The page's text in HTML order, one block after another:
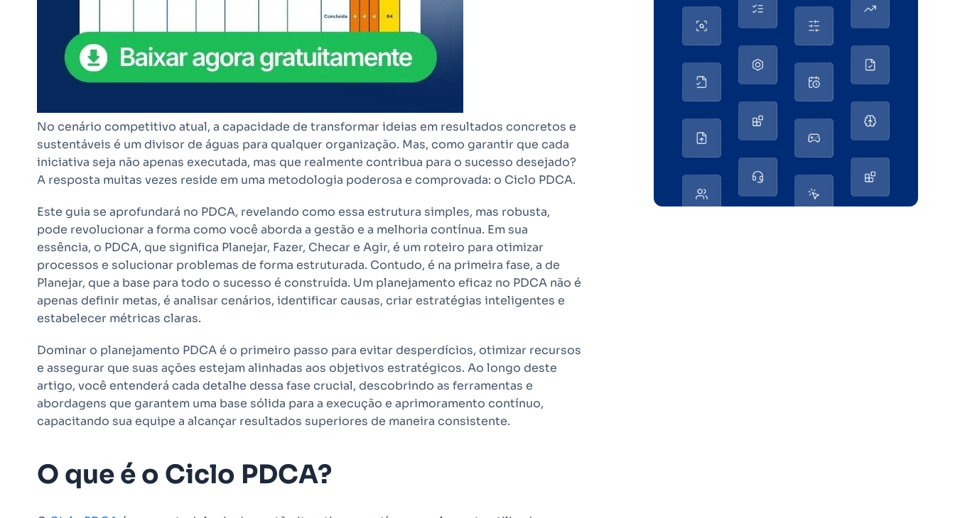
No cenário competitivo atual, a capacidade de transformar ideias em resultados concretos e
sustentáveis é um divisor de águas para qualquer organização. Mas, como garantir que cada
iniciativa seja não apenas executada, mas que realmente contribua para o sucesso desejado?
A resposta muitas vezes reside em uma metodologia poderosa e comprovada: o Ciclo PDCA.
Este guia se aprofundará no PDCA, revelando como essa estrutura simples, mas robusta,
pode revolucionar a forma como você aborda a gestão e a melhoria contínua. Em sua
essência, o PDCA, que significa Planejar, Fazer, Checar e Agir, é um roteiro para otimizar
processos e solucionar problemas de forma estruturada. Contudo, é na primeira fase, a de
Planejar, que a base para todo o sucesso é construída. Um planejamento eficaz no PDCA não é
apenas definir metas, é analisar cenários, identificar causas, criar estratégias inteligentes e
estabelecer métricas claras.
Dominar o planejamento PDCA é o primeiro passo para evitar desperdícios, otimizar recursos
e assegurar que suas ações estejam alinhadas aos objetivos estratégicos. Ao longo deste
artigo, você entenderá cada detalhe dessa fase crucial, descobrindo as ferramentas e
abordagens que garantem uma base sólida para a execução e aprimoramento contínuo,
capacitando sua equipe a alcançar resultados superiores de maneira consistente.
O que é o Ciclo PDCA?